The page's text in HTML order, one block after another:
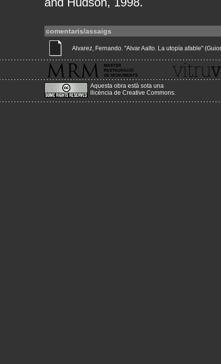
comentaris/assaigs
Alvarez, Fernando. "Alvar Aalto. La utopía afable"
Aquesta obra està sota una
llicència de Creative Commons.